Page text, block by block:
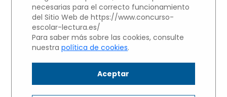
Microrrelato.
Alejandro Molero García
Alonso Rueda García
necesarias para el correcto funcionamiento
del Sitio Web de https://www.concurso-
escolar-lectura.es/
Para saber más sobre las cookies, consulte
nuestrapolítica de cookies.
Aceptar